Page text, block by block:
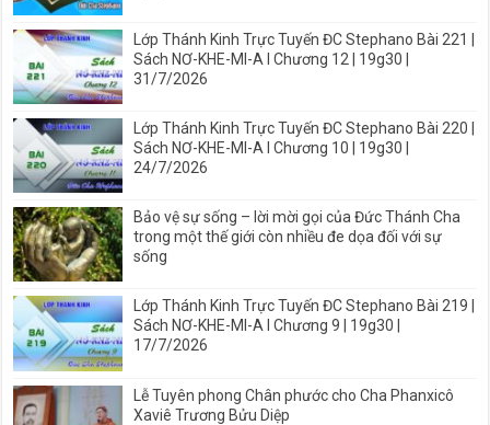
Lớp Thánh Kinh Trực Tuyến ĐC Stephano Bài 221 |
Sách NƠ-KHE-MI-A I Chương 12 | 19g30 |
31/7/2026
Lớp Thánh Kinh Trực Tuyến ĐC Stephano Bài 220 |
Sách NƠ-KHE-MI-A I Chương 10 | 19g30 |
24/7/2026
Bảo vệ sự sống – lời mời gọi của Đức Thánh Cha
trong một thế giới còn nhiều đe dọa đối với sự
sống
Lớp Thánh Kinh Trực Tuyến ĐC Stephano Bài 219 |
Sách NƠ-KHE-MI-A I Chương 9 | 19g30 |
17/7/2026
Lễ Tuyên phong Chân phước cho Cha Phanxicô
Xaviê Trương Bửu Diệp